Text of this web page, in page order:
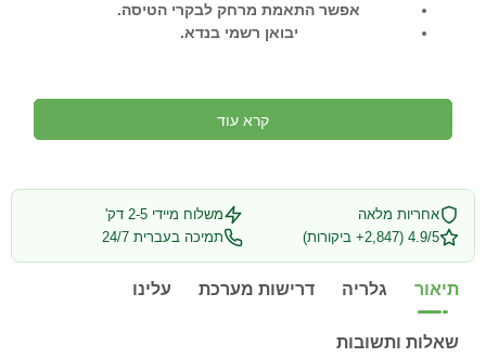
אפשר התאמת מרחק לבקרי הטיסה.
יבואן רשמי בנדא.
קרא עוד
אחריות מלאה
משלוח מיידי 2-5 דק'
4.9/5 (2,847+ ביקורות)
תמיכה בעברית 24/7
תיאור גלריה דרישות מערכת עלינו
שאלות ותשובות